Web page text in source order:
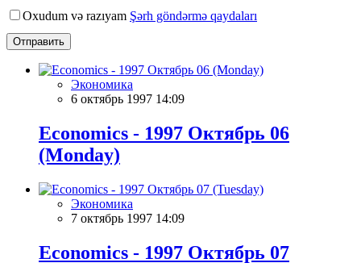
Oxudum və razıyam Şərh göndərmə qaydaları
Отправить
Экономика
6 октябрь 1997 14:09
Economics - 1997 Октябрь 06
(Monday)
Экономика
7 октябрь 1997 14:09
Economics - 1997 Октябрь 07